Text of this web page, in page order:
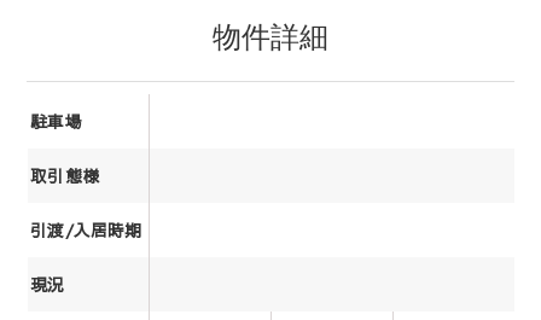
物件詳細
駐車場
取引態様
引渡/入居時期
現況